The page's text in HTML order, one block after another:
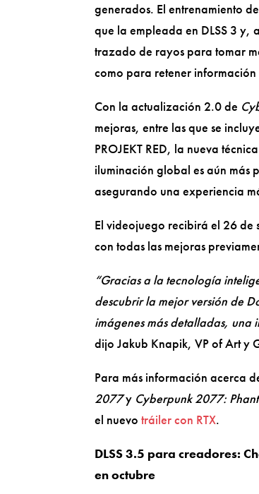
generados. El entrenamiento de
que la empleada en DLSS 3 y,
trazado de rayos para tomar
como para retener
Con la actualización 2.0 de
mejoras, entre las que se
PROJEKT RED, la nueva
iluminación global es aún más
asegurando una experiencia
El videojuego recibirá el 26 de
con todas las mejoras
“Gracias a la tecnología
descubrir la mejor versión de
imágenes más detalladas, una
dijo Jakub Knapik, VP of Art y
Para más información acerca
2077y Cyberpunk 2077:
el nuevotráiler con RTX.
DLSS 3.5 para creadores:
en octubre